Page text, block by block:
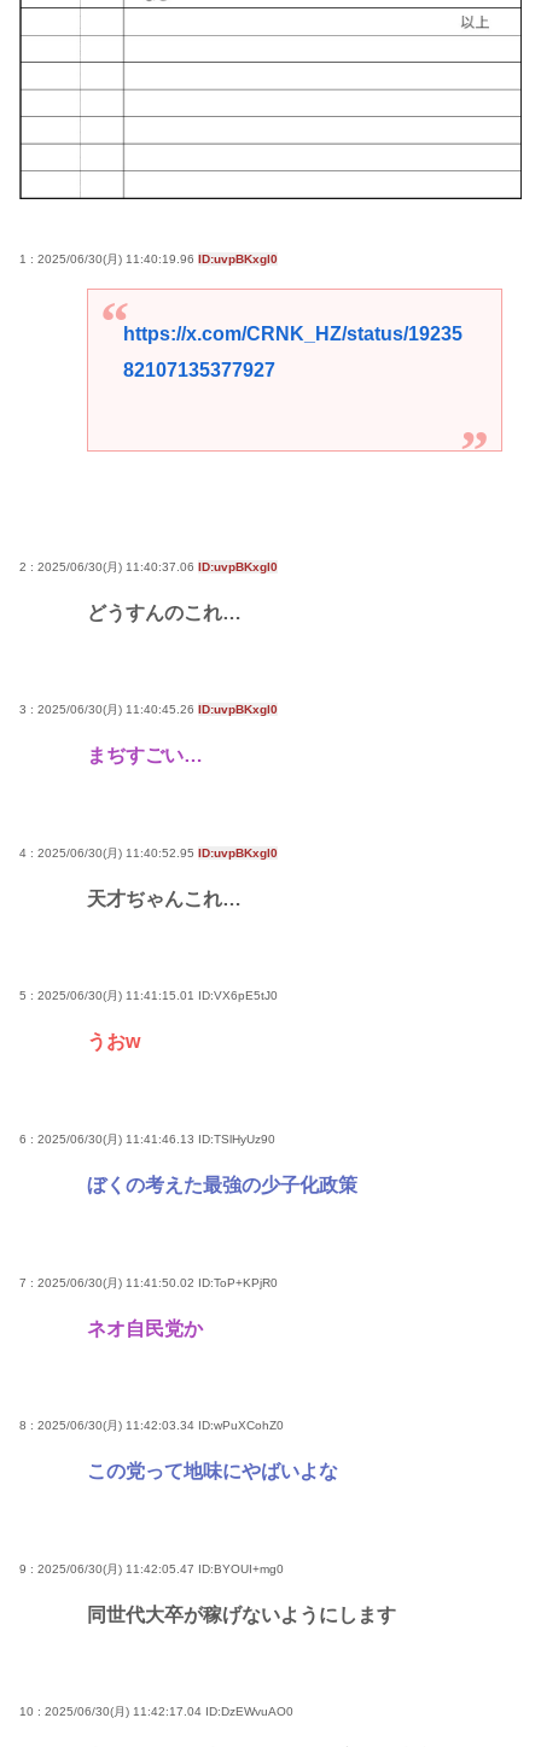
1 : 2025/06/30(月) 11:40:19.96 ID:uvpBKxgl0
https://x.com/CRNK_HZ/status/19235
82107135377927
2 : 2025/06/30(月) 11:40:37.06 ID:uvpBKxgl0
どうすんのこれ…
3 : 2025/06/30(月) 11:40:45.26 ID:uvpBKxgl0
まぢすごい…
4 : 2025/06/30(月) 11:40:52.95 ID:uvpBKxgl0
天才ぢゃんこれ…
5 : 2025/06/30(月) 11:41:15.01 ID:VX6pE5tJ0
うおw
6 : 2025/06/30(月) 11:41:46.13 ID:TSlHyUz90
ぼくの考えた最強の少子化政策
7 : 2025/06/30(月) 11:41:50.02 ID:ToP+KPjR0
ネオ自民党か
8 : 2025/06/30(月) 11:42:03.34 ID:wPuXCohZ0
この党って地味にやばいよな
9 : 2025/06/30(月) 11:42:05.47 ID:BYOUI+mg0
同世代大卒が稼げないようにします
10 : 2025/06/30(月) 11:42:17.04 ID:DzEWvuAO0